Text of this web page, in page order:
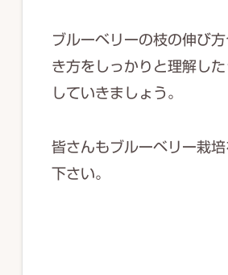
ブルーベリーの枝の伸び
き方をしっかりと理解し
していきましょう。
皆さんもブルーベリー栽
下さい。